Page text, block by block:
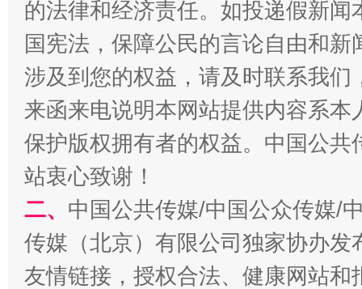
揭开“小金库”的免责幌子
受贿1.44亿！段成刚被判无期 从幼
的法律和经济责任。如投递假新
国宪法，保障公民的言论自由和
涉及到您的权益，请及时联系我
来函来电说明本网站提供内容系
保护版权拥有者的权益。中国公
站衷心致谢！
二、 中国公共传媒/中国公众传媒/
传媒（北京）有限公司独家协办
友情链接，授权合法、健康网站